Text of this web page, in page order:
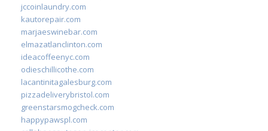
jccoinlaundry.com
kautorepair.com
marjaeswinebar.com
elmazatlanclinton.com
ideacoffeenyc.com
odieschillicothe.com
lacantinitagalesburg.com
pizzadeliverybristol.com
greenstarsmogcheck.com
happypawspl.com